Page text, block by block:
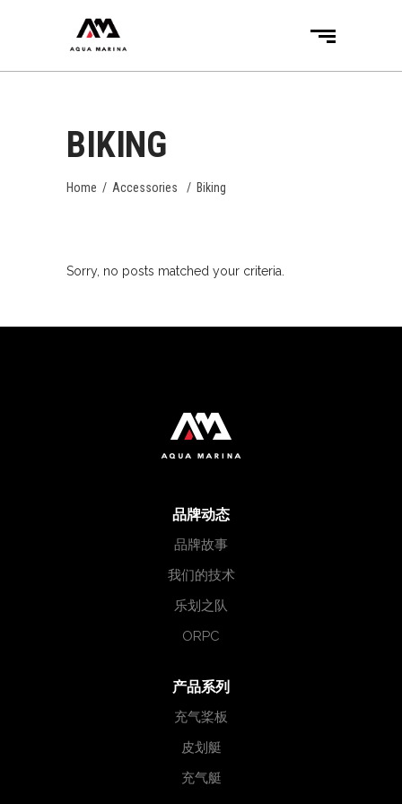
BIKING
Home / Accessories / Biking
Sorry, no posts matched your criteria.
品牌动态
品牌故事
我们的技术
乐划之队
ORPC
产品系列
充气桨板
皮划艇
充气艇